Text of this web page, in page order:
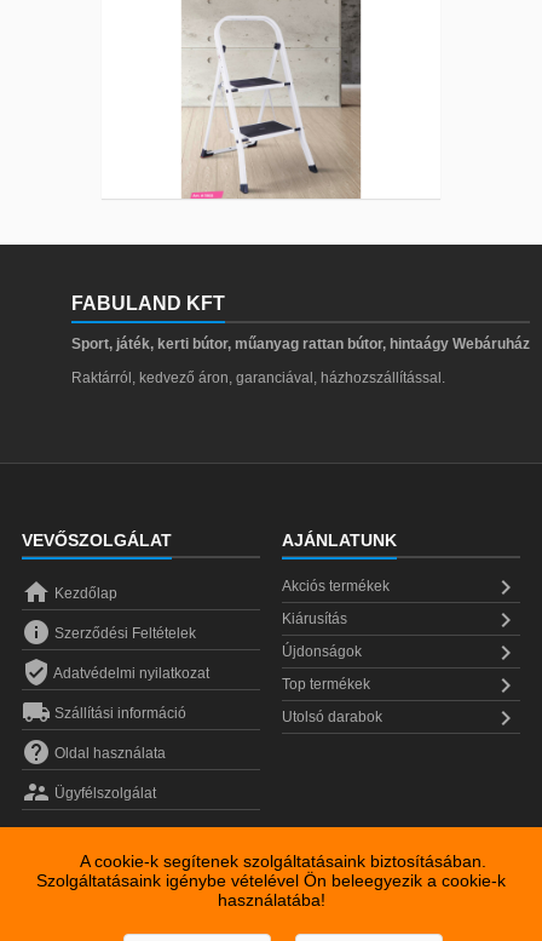
A cookie-k segítenek szolgáltatásaink biztosításában.
Szolgáltatásaink igénybe vételével Ön beleegyezik a cookie-k
használatába!
FABULAND KFT
Sport, játék, kerti bútor, műanyag rattan bútor, hintaágy Webáruház
Raktárról, kedvező áron, garanciával, házhozszállítással.
VEVŐSZOLGÁLAT
 Kezdőlap
 Szerződési Feltételek
 Adatvédelmi nyilatkozat
 Szállítási információ
 Oldal használata
 Ügyfélszolgálat
AJÁNLATUNK
Akciós termékek 
Kiárusítás 
Újdonságok 
Top termékek 
Utolsó darabok 